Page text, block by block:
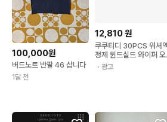
100,000원
버드노트 반팔 46 삽니다
1달 전
12,810원
쿠쿠티디 30PCS 워셔
정제 윈드실드 와이퍼 오
일 클리너 농축액 자동차
윈도우 워셔 고체 발포제
・광고